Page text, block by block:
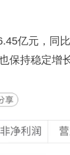
亿元，同
保持稳定增